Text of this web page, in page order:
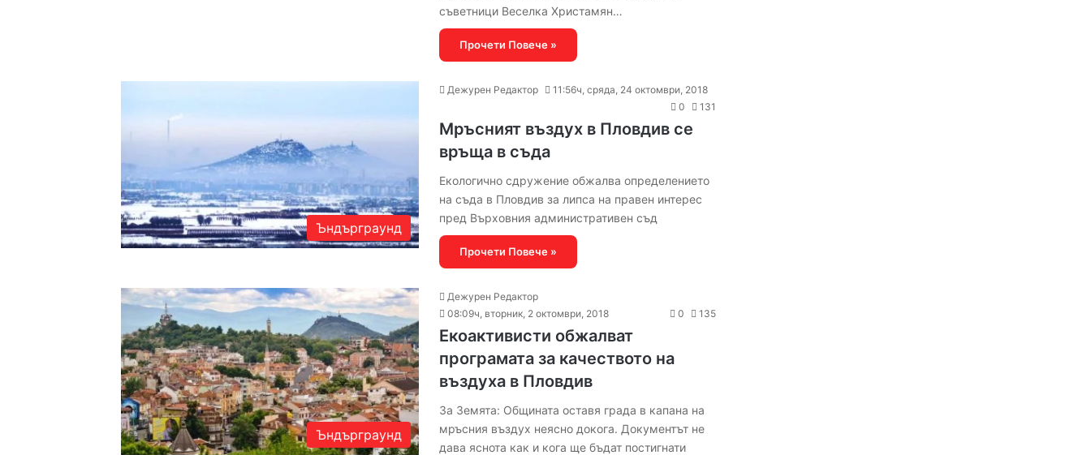
съветници Веселка Христамян…
Прочети Повече »
Ъндърграунд
Дежурен Редактор
11:56ч, сряда, 24 октомври, 2018
0
131
Мръсният въздух в Пловдив се
връща в съда
Екологично сдружение обжалва определението
на съда в Пловдив за липса на правен интерес
пред Върховния административен съд
Прочети Повече »
Ъндърграунд
Дежурен Редактор
08:09ч, вторник, 2 октомври, 2018
0 135
Екоактивисти обжалват
програмата за качеството на
въздуха в Пловдив
За Земята: Общината оставя града в капана на
мръсния въздух неясно докога. Документът не
дава яснота как и кога ще бъдат постигнати